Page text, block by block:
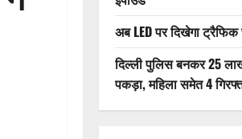
अब LED पर दिखेगा ट्रैफिक
दिल्ली पुलिस बनकर 25
पकड़ा, महिला समेत 4